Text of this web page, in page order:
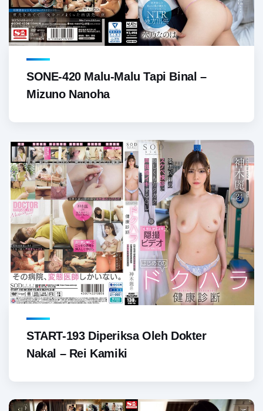
SONE-420 Malu-Malu Tapi Binal –
Mizuno Nanoha
START-193 Diperiksa Oleh Dokter
Nakal – Rei Kamiki